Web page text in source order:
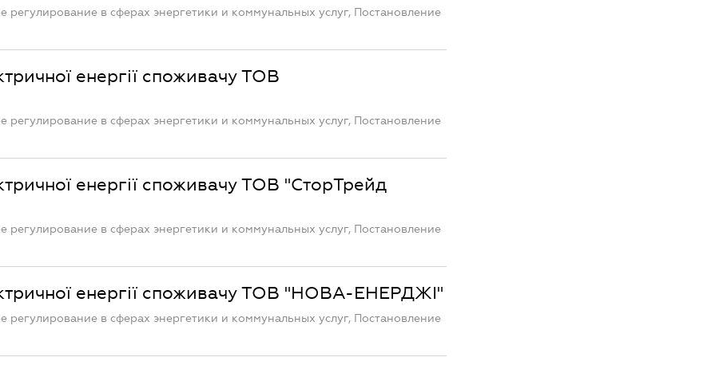
в сферах энергетики и коммунальных услуг, Постановление
енергії споживачу ТОВ
в сферах энергетики и коммунальных услуг, Постановление
енергії споживачу ТОВ "СторТрейд
в сферах энергетики и коммунальных услуг, Постановление
енергії споживачу ТОВ "НОВА-ЕНЕРДЖІ"
в сферах энергетики и коммунальных услуг, Постановление